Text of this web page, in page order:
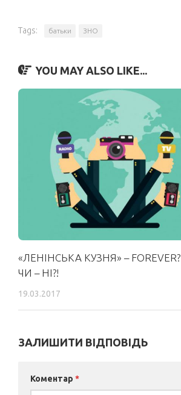
Tags: батьки ЗНО
YOU MAY ALSO LIKE...
«ЛЕНІНСЬКА КУЗНЯ» – FOREVER?
ЧИ – НІ?!
19.03.2017
ЗАЛИШИТИ ВІДПОВІДЬ
Коментар *